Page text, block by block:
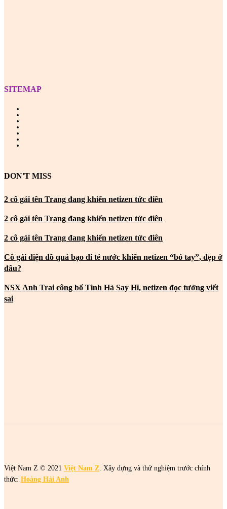
SITEMAP
DON'T MISS
2 cô gái tên Trang đang khiến netizen tức điên
2 cô gái tên Trang đang khiến netizen tức điên
2 cô gái tên Trang đang khiến netizen tức điên
Cô gái diện đồ quá bạo đi té nước khiến netizen “bó tay”, đẹp ở
đâu?
NSX Anh Trai công bố Tinh Hà Say Hi, netizen đọc tưởng viết
sai
Việt Nam Z © 2021 Việt Nam Z. Xây dựng và thử nghiệm trước chính
thức: Hoàng Hải Anh